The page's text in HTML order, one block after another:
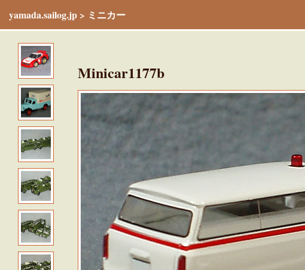
yamada.sailog.jp > ミニカー
Minicar1177b